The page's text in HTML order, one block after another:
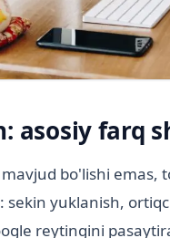
asosiy farq
bo'lishi emas,
sekin yuklanish,
reytingini